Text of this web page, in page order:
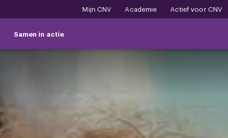
Mijn CNV Academie Actief voor CNV
Samen in actie